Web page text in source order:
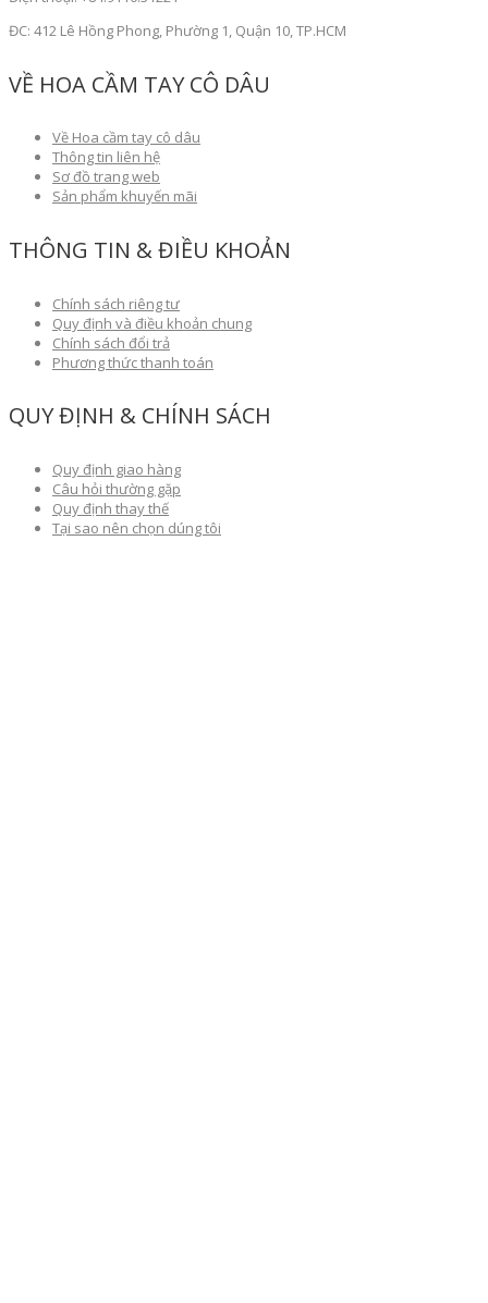
ĐC: 412 Lê Hồng Phong, Phường 1, Quận 10, TP.HCM
VỀ HOA CẦM TAY CÔ DÂU
Về Hoa cầm tay cô dâu
Thông tin liên hệ
Sơ đồ trang web
Sản phẩm khuyến mãi
THÔNG TIN & ĐIỀU KHOẢN
Chính sách riêng tư
Quy định và điều khoản chung
Chính sách đổi trả
Phương thức thanh toán
QUY ĐỊNH & CHÍNH SÁCH
Quy định giao hàng
Câu hỏi thường gặp
Quy định thay thế
Tại sao nên chọn dúng tôi